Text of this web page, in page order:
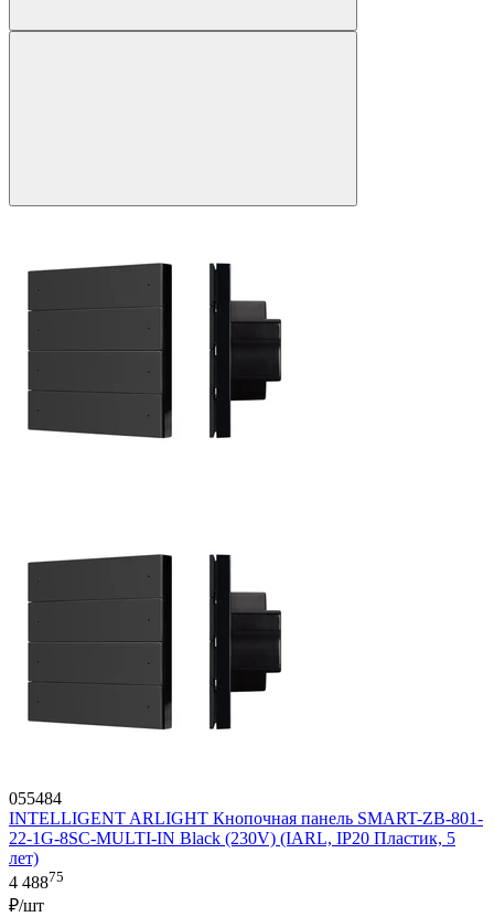
055484
INTELLIGENT ARLIGHT Кнопочная панель SMART-ZB-801-
22-1G-8SC-MULTI-IN Black (230V) (IARL, IP20 Пластик, 5
лет)
4 48875
₽/шт